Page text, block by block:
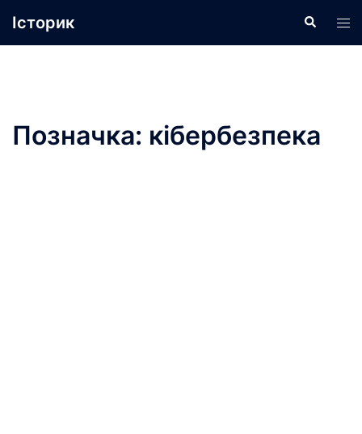
доІсторик Пошук
Позначка: кібербезпека